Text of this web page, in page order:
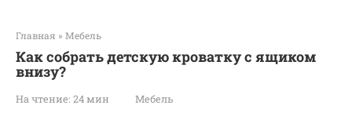
Главная » Мебель
Как собрать детскую кроватку с ящиком
внизу?
На чтение: 24 мин Мебель